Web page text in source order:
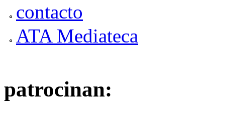
contacto
ATA Mediateca
patrocinan: